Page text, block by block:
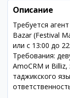
Описание
Требуется
Bazar (Festival
или с 13:00 до
Требования:
AmoCRM и Billiz,
таджикского